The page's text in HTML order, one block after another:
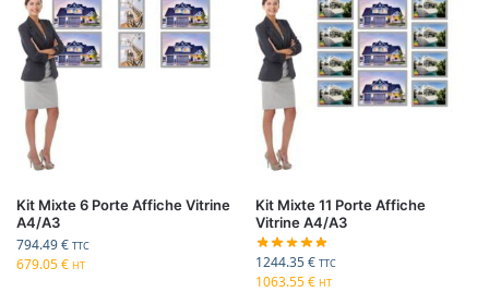
Kit Mixte 6 Porte Affiche Vitrine
A4/A3
794.49€ TTC
679.05€ HT
Kit Mixte 11 Porte Affiche
Vitrine A4/A3
1244.35€ TTC
1063.55€ HT